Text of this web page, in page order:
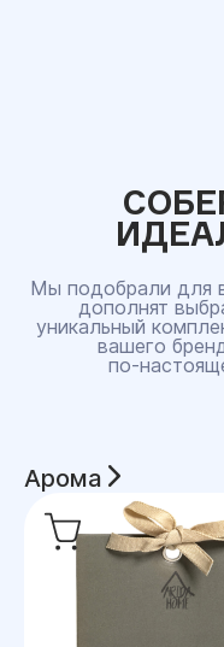
Мы подобрали для
дополнят
уникальный
вашего
Арома